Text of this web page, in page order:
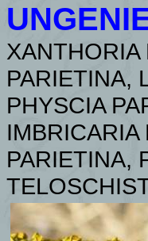
XANTHORIA
PARIETINA,
PHYSCIA
IMBRICARIA
PARIETINA,